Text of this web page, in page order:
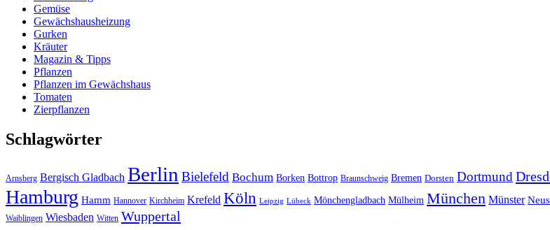
Gemüse
Gewächshausheizung
Gurken
Kräuter
Magazin & Tipps
Pflanzen
Pflanzen im Gewächshaus
Tomaten
Zierpflanzen
Schlagwörter
Arnsberg Bergisch Gladbach Berlin Bielefeld Bochum Borken Bottrop Braunschweig Bremen Dorsten Dortmund
Hamburg Hamm Hannover Kirchheim Krefeld Köln Leipzig Lübeck Mönchengladbach Mülheim München Münster
Waiblingen Wiesbaden Witten Wuppertal